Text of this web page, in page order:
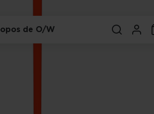
de O/W